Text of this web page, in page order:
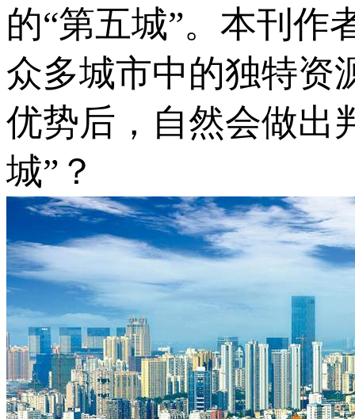
的“第五城”。本刊作
众多城市中的独特资
优势后，自然会做出
城”？